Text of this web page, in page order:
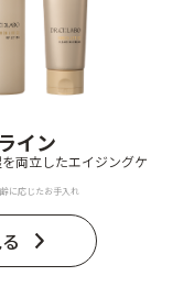
イン
両立したエイジングケ
に応じたお手入れ